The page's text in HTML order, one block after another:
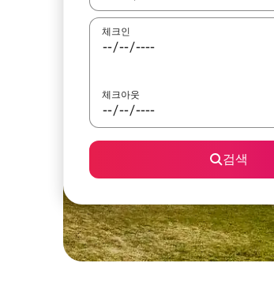
체크인
체크아웃
검색